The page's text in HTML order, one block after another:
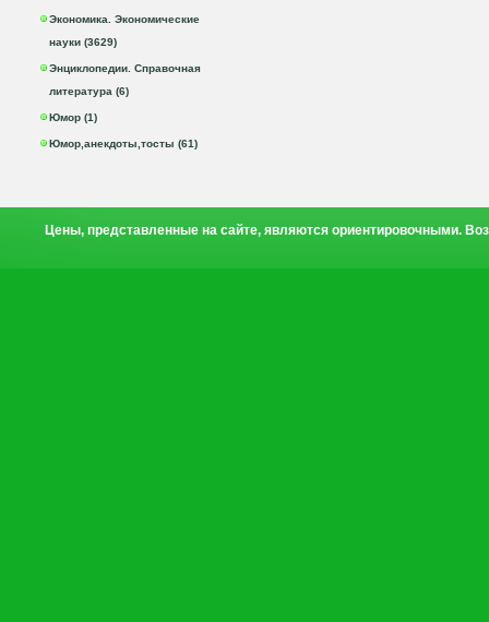
Экономика. Экономические
науки (3629)
Энциклопедии. Справочная
литература (6)
Юмор (1)
Юмор,анекдоты,тосты (61)
Цены, представленные на сайте, являются ориентировочными.